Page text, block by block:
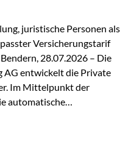
Life reagieren…
juristische Personen als
Versicherungstarif
28.07.2026 – Die
AG entwickelt die Private
Im Mittelpunkt der
automatische
sowie eine